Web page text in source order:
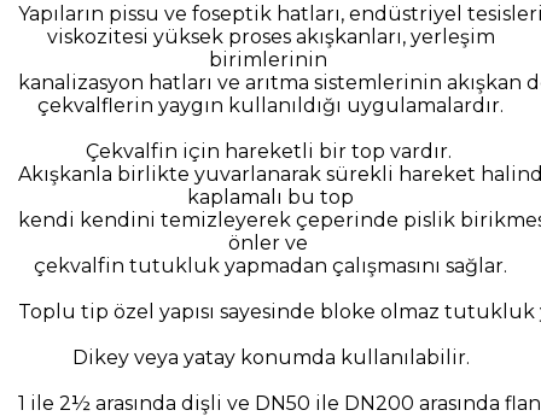
Yapıların pissu ve foseptik hatları, endüstriyel
viskozitesi yüksek proses akışkanları, yerleşim
birimlerinin
kanalizasyon hatları ve arıtma sistemlerinin
çekvalflerin yaygın kullanıldığı uygulamalardır.
Çekvalfin için hareketli bir top vardır.
Akışkanla birlikte yuvarlanarak sürekli hareket
kaplamalı bu top
kendi kendini temizleyerek çeperinde pislik
önler ve
çekvalfin tutukluk yapmadan çalışmasını sağlar.
Toplu tip özel yapısı sayesinde bloke olmaz tutukluk
Dikey veya yatay konumda kullanılabilir.
1 ile 2½ arasında dişli ve DN50 ile DN200 arasında